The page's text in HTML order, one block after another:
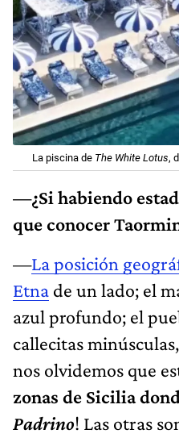
La piscina de The White Lotus,
—¿Si habiendo
que conocer
—La posición
Etna de un lado; el
azul profundo; el
callecitas
nos olvidemos que
zonas de Sicilia
Padrino! Las otras